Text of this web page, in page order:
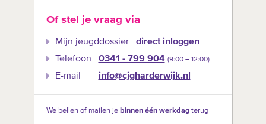
Of stel je vraag via
Mijn jeugddossier
direct inloggen
Telefoon
0341 - 799 904 (9:00 –‍ 12:00)
E-mail info@cjgharderwijk.nl
We bellen of mailen je binnen één werkdagterug